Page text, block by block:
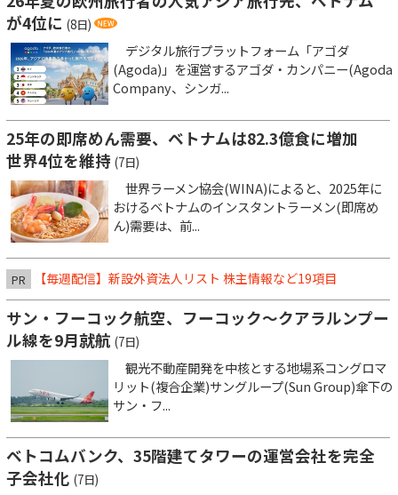
が4位に (8日)
デジタル旅行プラットフォーム「アゴダ
(Agoda)」を運営するアゴダ・カンパニー(Agoda
Company、シンガ...
25年の即席めん需要、ベトナムは82.3億食に増加
世界4位を維持 (7日)
世界ラーメン協会(WINA)によると、2025年に
おけるベトナムのインスタントラーメン(即席め
ん)需要は、前...
PR 【毎週配信】新設外資法人リスト 株主情報など19項目
サン・フーコック航空、フーコック～クアラルンプー
ル線を9月就航 (7日)
観光不動産開発を中核とする地場系コングロマ
リット(複合企業)サングループ(Sun Group)傘下の
サン・フ...
ベトコムバンク、35階建てタワーの運営会社を完全
子会社化 (7日)